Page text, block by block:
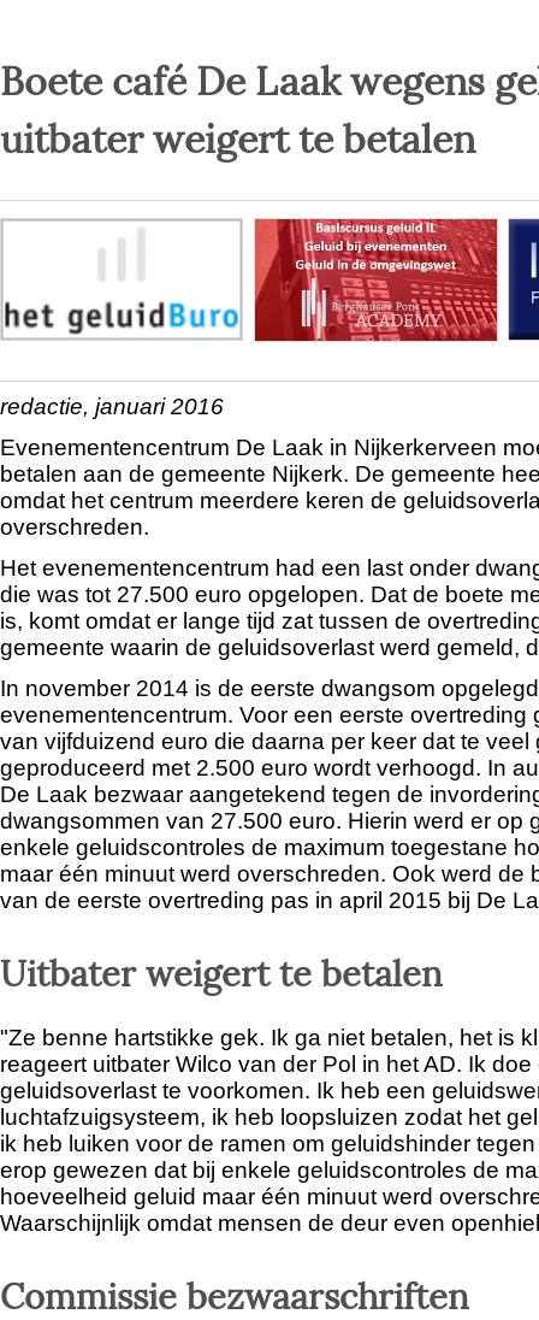
Boete café De Laak wegens
uitbater weigert te betalen
redactie, januari 2016
Evenementencentrum De Laak in Nijkerkerveen
betalen aan de gemeente Nijkerk. De gemeente
omdat het centrum meerdere keren de
overschreden.
Het evenementencentrum had een last onder
die was tot 27.500 euro opgelopen. Dat de boete
is, komt omdat er lange tijd zat tussen de
gemeente waarin de geluidsoverlast werd gemeld,
In november 2014 is de eerste dwangsom
evenementencentrum. Voor een eerste overtreding
van vijfduizend euro die daarna per keer dat te veel
geproduceerd met 2.500 euro wordt verhoogd. In
De Laak bezwaar aangetekend tegen de
dwangsommen van 27.500 euro. Hierin werd er op
enkele geluidscontroles de maximum toegestane
maar één minuut werd overschreden. Ook werd de
van de eerste overtreding pas in april 2015 bij De
Uitbater weigert te betalen
"Ze benne hartstikke gek. Ik ga niet betalen, het is
reageert uitbater Wilco van der Pol in het AD. Ik
geluidsoverlast te voorkomen. Ik heb een
luchtafzuigsysteem, ik heb loopsluizen zodat het
ik heb luiken voor de ramen om geluidshinder
erop gewezen dat bij enkele geluidscontroles de
hoeveelheid geluid maar één minuut werd
Waarschijnlijk omdat mensen de deur even
Commissie bezwaarschriften